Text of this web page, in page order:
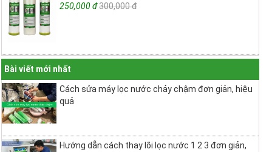
250,000 đ300,000 đ
Bài viết mới nhất
Cách sửa máy lọc nước chảy chậm đơn giản, hiệu
quả
Hướng dẫn cách thay lõi lọc nước 1 2 3 đơn giản,